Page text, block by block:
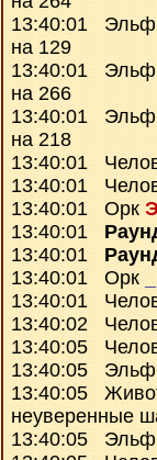
13:40:01 Эльф
на 129
13:40:01 Эльф
на 266
13:40:01 Эльф
на 218
13:40:01
13:40:01
13:40:01 Орк
13:40:01
13:40:01
13:40:01 Орк
13:40:01
13:40:02
13:40:05
13:40:05 Эльф
13:40:05
неуверенные
13:40:05 Эльф